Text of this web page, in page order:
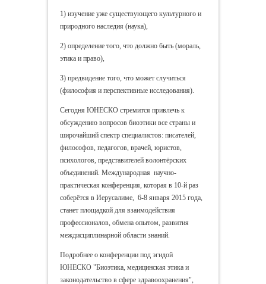
1) изучение уже существующего культурного и
природного наследия (наука),
2) определение того, что должно быть (мораль,
этика и право),
3) предвидение того, что может случиться
(философия и перспективные исследования).
Сегодня ЮНЕСКО стремится привлечь к
обсуждению вопросов биоэтики все страны и
широчайший спектр специалистов: писателей,
философов, педагогов, врачей, юристов,
психологов, представителей волонтёрских
объединений. Международная научно-
практическая конференция, которая в 10-й раз
соберётся в Иерусалиме, 6-8 января 2015 года,
станет площадкой для взаимодействия
профессионалов, обмена опытом, развития
междисциплинарной области знаний.
Подробнее о конференции под эгидой
ЮНЕСКО "Биоэтика, медицинская этика и
законодательство в сфере здравоохранения",